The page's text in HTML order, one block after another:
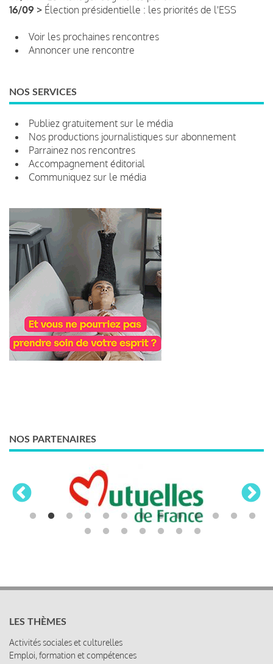
16/09 > Élection présidentielle : les priorités de l'ESS
Voir les prochaines rencontres
Annoncer une rencontre
NOS SERVICES
Publiez gratuitement sur le média
Nos productions journalistiques sur abonnement
Parrainez nos rencontres
Accompagnement éditorial
Communiquez sur le média
NOS PARTENAIRES
LES THÈMES
Activités sociales et culturelles
Emploi, formation et compétences